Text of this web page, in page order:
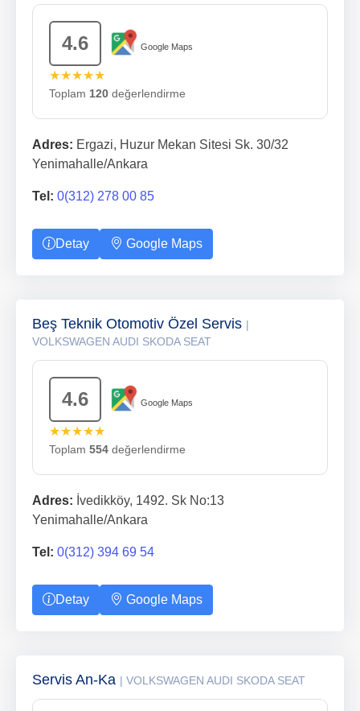
4.6 Google Maps
★★★★★
Toplam 120 değerlendirme
Adres: Ergazi, Huzur Mekan Sitesi Sk. 30/32
Yenimahalle/Ankara
Tel: 0(312) 278 00 85
Detay Google Maps
Beş Teknik Otomotiv Özel Servis |
VOLKSWAGEN AUDI SKODA SEAT
4.6 Google Maps
★★★★★
Toplam 554 değerlendirme
Adres: İvedikköy, 1492. Sk No:13
Yenimahalle/Ankara
Tel: 0(312) 394 69 54
Detay Google Maps
Servis An-Ka | VOLKSWAGEN AUDI SKODA SEAT